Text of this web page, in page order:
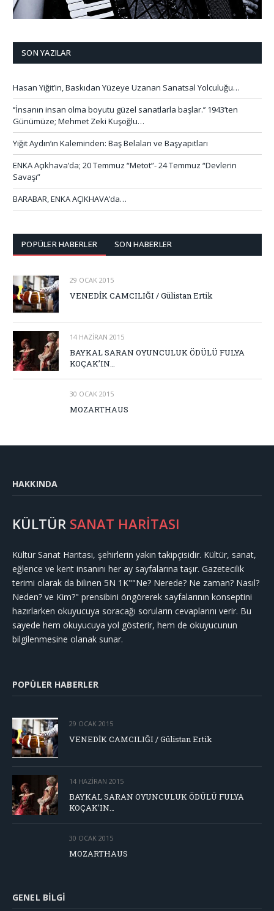
SON YAZILAR
Hasan Yiğit’in, Baskıdan Yüzeye Uzanan Sanatsal Yolculuğu…
‘’İnsanın insan olma boyutu güzel sanatlarla başlar.’’ 1943’ten
Günümüze; Mehmet Zeki Kuşoğlu…
Yiğit Aydın’ın Kaleminden: Baş Belaları ve Başyapıtları
ENKA Açıkhava’da; 20 Temmuz “Metot”- 24 Temmuz “Devlerin
Savaşı”
BARABAR, ENKA AÇIKHAVA’da…
POPÜLER HABERLER SON HABERLER
29 OCAK 2015
VENEDİK CAMCILIĞI / Gülistan Ertik
14 HAZIRAN 2015
BAYKAL SARAN OYUNCULUK ÖDÜLÜ FULYA
KOÇAK’IN…
30 OCAK 2015
MOZARTHAUS
HAKKINDA
KÜLTÜR SANAT HARİTASI
Kültür Sanat Haritası, şehirlerin yakın takipçisidir. Kültür, sanat,
eğlence ve kent insanını her ay sayfalarına taşır. Gazetecilik
terimi olarak da bilinen 5N 1K""Ne? Nerede? Ne zaman? Nasıl?
Neden? ve Kim?" prensibini öngörerek sayfalarının konseptini
hazırlarken okuyucuya soracağı soruların cevaplarını verir. Bu
sayede hem okuyucuya yol gösterir, hem de okuyucunun
bilgilenmesine olanak sunar.
POPÜLER HABERLER
29 OCAK 2015
VENEDİK CAMCILIĞI / Gülistan Ertik
14 HAZIRAN 2015
BAYKAL SARAN OYUNCULUK ÖDÜLÜ FULYA
KOÇAK’IN…
30 OCAK 2015
MOZARTHAUS
GENEL BILGI